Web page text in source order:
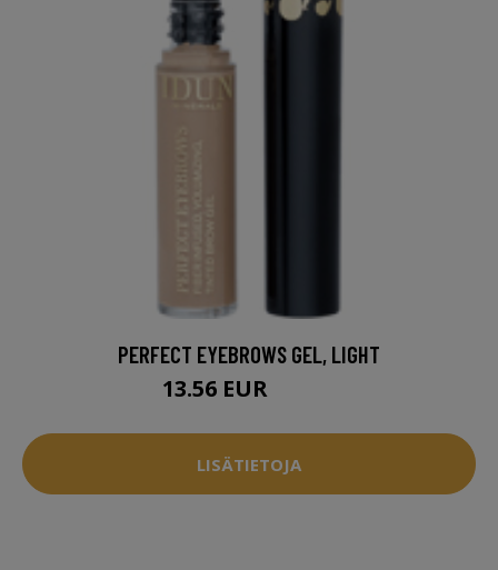
PERFECT EYEBROWS GEL, LIGHT
13.56 EUR
LISÄTIETOJA